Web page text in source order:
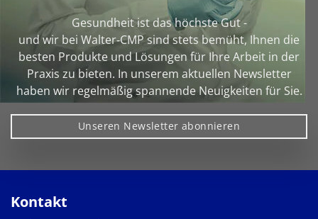
Gesundheit ist das höchste Gut -
und wir bei Walter‑CMP sind stets bemüht, Ihnen die
besten Produkte und Lösungen für Ihre Arbeit in der
Praxis zu bieten. In unserem aktuellen Newsletter
haben wir regelmäßig spannende Neuigkeiten für Sie.
Unseren Newsletter abonnieren
Kontakt